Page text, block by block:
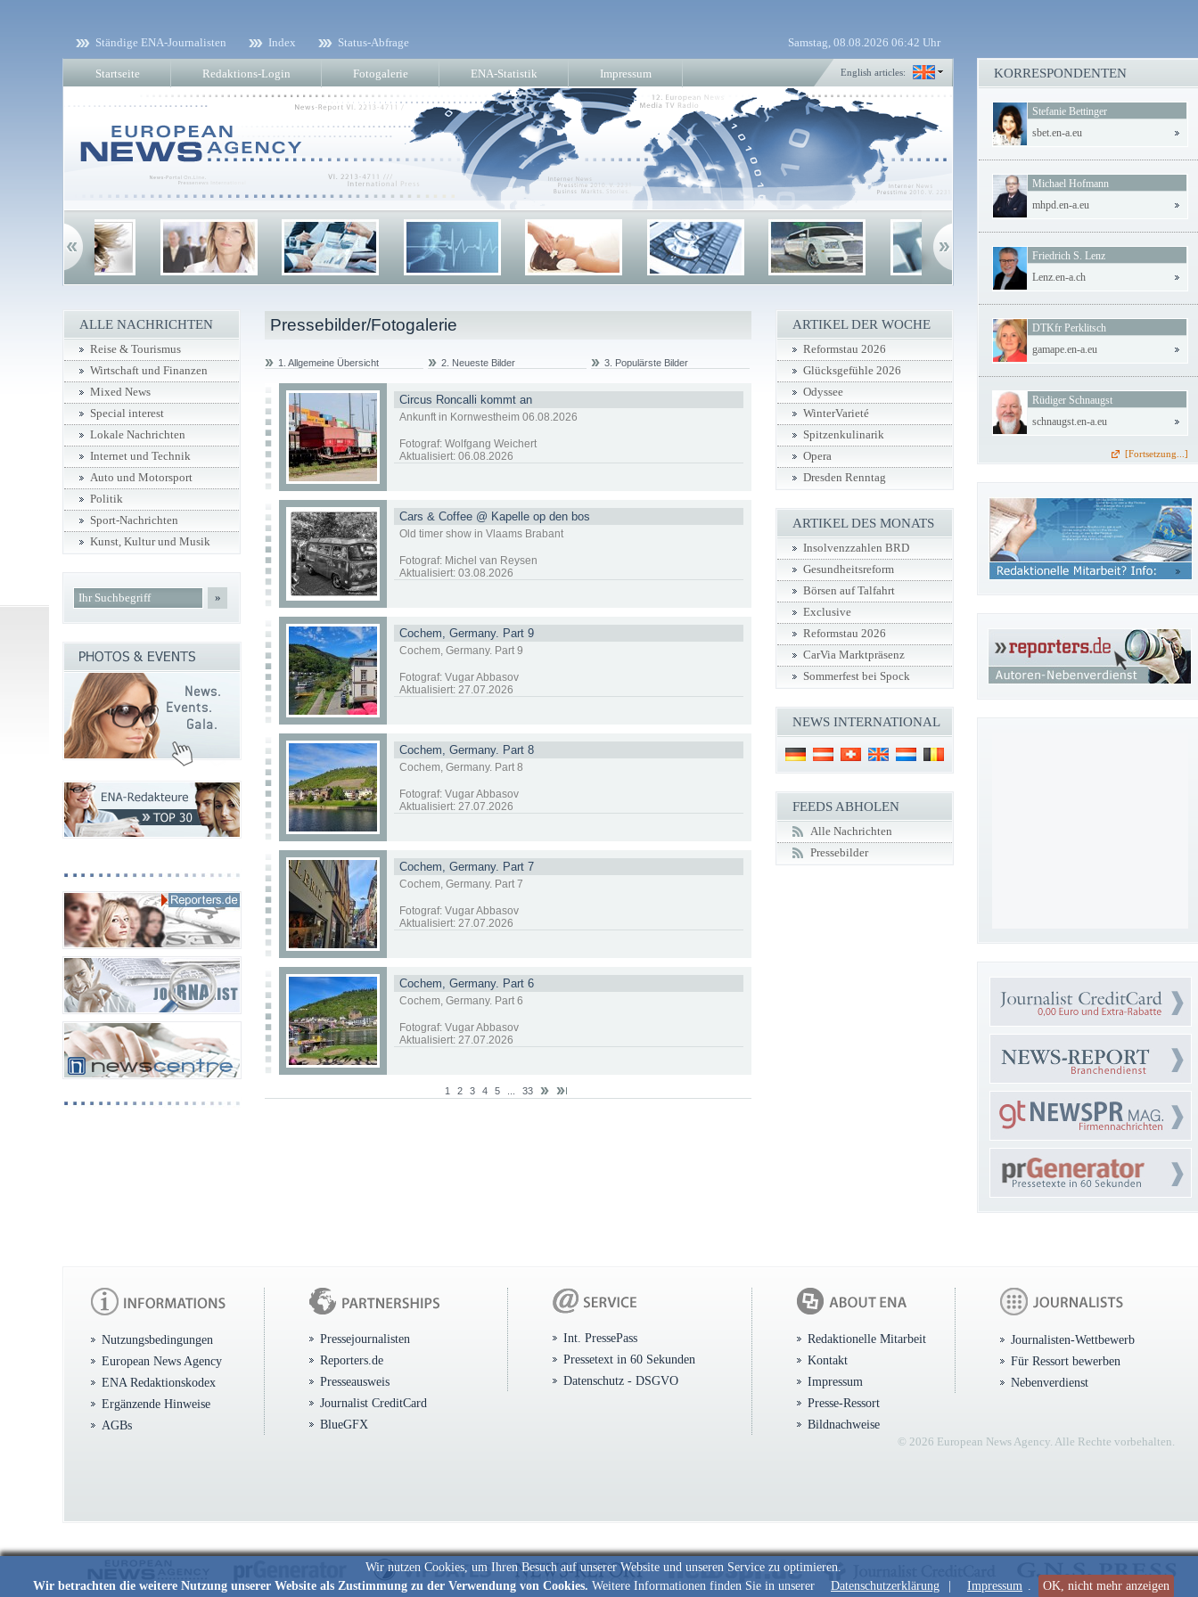
Wir nutzen Cookies, um Ihren Besuch auf unserer Website und unseren Service zu optimieren.
Wir betrachten die weitere Nutzung unserer Website als Zustimmung zu der Verwendung von Cookies. Weitere Informationen finden Sie in unserer Datenschutzerklärung Impressum . OK, nicht mehr anzeigen
Ständige ENA-Journalisten Index Status-Abfrage Samstag, 08.08.2026 06:42 Uhr
Startseite Redaktions-Login Fotogalerie ENA-Statistik Impressum English articles:
Pressebilder/Fotogalerie
1. Allgemeine Übersicht 2. Neueste Bilder 3. Populärste Bilder
Circus Roncalli kommt an
Ankunft in Kornwestheim 06.08.2026
Fotograf: Wolfgang Weichert
Aktualisiert: 06.08.2026
Cars & Coffee @ Kapelle op den bos
Old timer show in Vlaams Brabant
Fotograf: Michel van Reysen
Aktualisiert: 03.08.2026
Cochem, Germany. Part 9
Cochem, Germany. Part 9
Fotograf: Vugar Abbasov
Aktualisiert: 27.07.2026
Cochem, Germany. Part 8
Cochem, Germany. Part 8
Fotograf: Vugar Abbasov
Aktualisiert: 27.07.2026
Cochem, Germany. Part 7
Cochem, Germany. Part 7
Fotograf: Vugar Abbasov
Aktualisiert: 27.07.2026
Cochem, Germany. Part 6
Cochem, Germany. Part 6
Fotograf: Vugar Abbasov
Aktualisiert: 27.07.2026
1 2 3 4 5 33
ALLE NACHRICHTEN
Reise & Tourismus
Wirtschaft und Finanzen
Mixed News
Special interest
Lokale Nachrichten
Internet und Technik
Auto und Motorsport
Politik
Sport-Nachrichten
Kunst, Kultur und Musik
»
ARTIKEL DER WOCHE
Reformstau 2026
Glücksgefühle 2026
Odyssee
WinterVarieté
Spitzenkulinarik
Opera
Dresden Renntag
ARTIKEL DES MONATS
Insolvenzzahlen BRD
Gesundheitsreform
Börsen auf Talfahrt
Exclusive
Reformstau 2026
CarVia Marktpräsenz
Sommerfest bei Spock
NEWS INTERNATIONAL
FEEDS ABHOLEN
Alle Nachrichten
Pressebilder
KORRESPONDENTEN
Stefanie Bettinger
sbet.en-a.eu
Michael Hofmann
mhpd.en-a.eu
Friedrich S. Lenz
Lenz.en-a.ch
DTKfr Perklitsch
gamape.en-a.eu
Rüdiger Schnaugst
schnaugst.en-a.eu
[Fortsetzung...]
Nutzungsbedingungen
European News Agency
ENA Redaktionskodex
Ergänzende Hinweise
AGBs
Pressejournalisten
Reporters.de
Presseausweis
Journalist CreditCard
BlueGFX
Int. PressePass
Pressetext in 60 Sekunden
Datenschutz - DSGVO
Redaktionelle Mitarbeit
Kontakt
Impressum
Presse-Ressort
Bildnachweise
Journalisten-Wettbewerb
Für Ressort bewerben
Nebenverdienst
© 2026 European News Agency. Alle Rechte vorbehalten.